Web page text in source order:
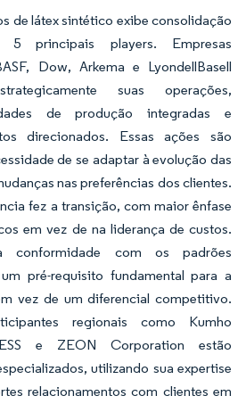
de látex sintético exibe consolidação
principais players. Empresas
Dow, Arkema e LyondellBasell
suas operações,
de produção integradas e
direcionados. Essas ações são
de se adaptar à evolução das
nas preferências dos clientes.
fez a transição, com maior ênfase
em vez de na liderança de custos.
a conformidade com os padrões
pré-requisito fundamental para a
vez de um diferencial competitivo.
regionais como Kumho
e ZEON Corporation estão
utilizando sua expertise
relacionamentos com clientes em